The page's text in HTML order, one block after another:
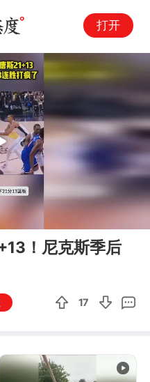
打开
！尼克斯季后
17